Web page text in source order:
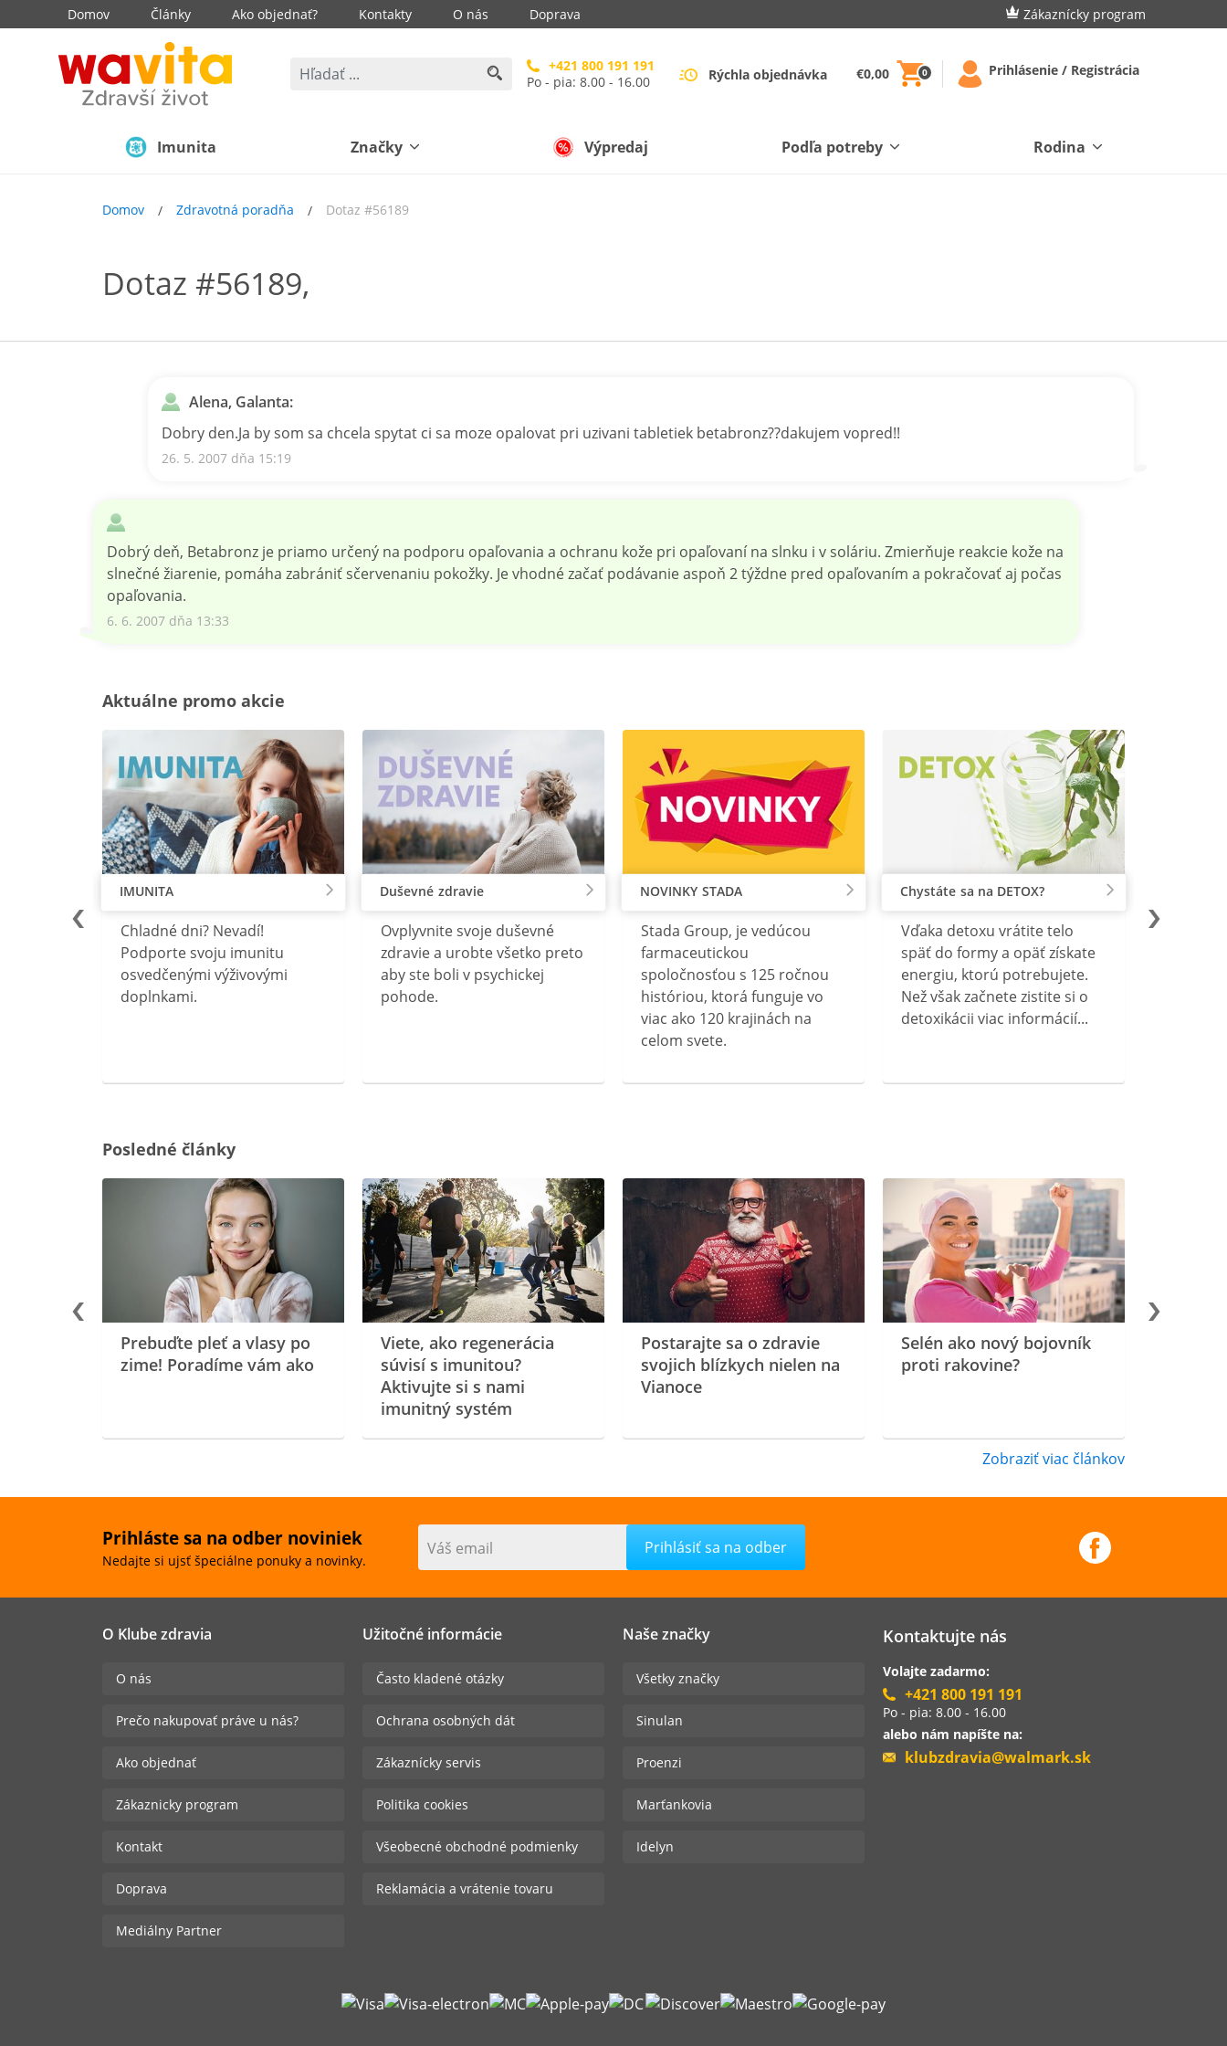
Domov Články Ako objednať? Kontakty O nás Doprava Zákaznícky program
+421 800 191 191
Po - pia: 8.00 - 16.00
Rýchla objednávka €0,00 0 Prihlásenie / Registrácia
Imunita Značky Výpredaj Podľa potreby Rodina
Domov Zdravotná poradňa Dotaz #56189
Dotaz #56189,
Alena, Galanta:
Dobry den.Ja by som sa chcela spytat ci sa moze opalovat pri uzivani tabletiek betabronz??dakujem vopred!!
26. 5. 2007 dňa 15:19
Dobrý deň, Betabronz je priamo určený na podporu opaľovania a ochranu kože pri opaľovaní na slnku i v soláriu. Zmierňuje reakcie kože na
slnečné žiarenie, pomáha zabrániť sčervenaniu pokožky. Je vhodné začať podávanie aspoň 2 týždne pred opaľovaním a pokračovať aj počas
opaľovania.
6. 6. 2007 dňa 13:33
Aktuálne promo akcie
IMUNITA
Chladné dni? Nevadí!
Podporte svoju imunitu
osvedčenými výživovými
doplnkami.
Duševné zdravie
Ovplyvnite svoje duševné
zdravie a urobte všetko preto
aby ste boli v psychickej
pohode.
NOVINKY STADA
Stada Group, je vedúcou
farmaceutickou
spoločnosťou s 125 ročnou
históriou, ktorá funguje vo
viac ako 120 krajinách na
celom svete.
Chystáte sa na DETOX?
Vďaka detoxu vrátite telo
späť do formy a opäť získate
energiu, ktorú potrebujete.
Než však začnete zistite si o
detoxikácii viac informácií...
Posledné články
Prebuďte pleť a vlasy po
zime! Poradíme vám ako
Viete, ako regenerácia
súvisí s imunitou?
Aktivujte si s nami
imunitný systém
Postarajte sa o zdravie
svojich blízkych nielen na
Vianoce
Selén ako nový bojovník
proti rakovine?
Zobraziť viac článkov
Prihláste sa na odber noviniek
Nedajte si ujsť špeciálne ponuky a novinky.
Váš email
O Klube zdravia
O nás
Prečo nakupovať práve u nás?
Ako objednať
Zákaznicky program
Kontakt
Doprava
Mediálny Partner
Užitočné informácie
Často kladené otázky
Ochrana osobných dát
Zákaznícky servis
Politika cookies
Všeobecné obchodné podmienky
Reklamácia a vrátenie tovaru
Naše značky
Všetky značky
Sinulan
Proenzi
Marťankovia
Idelyn
Kontaktujte nás
Volajte zadarmo:
+421 800 191 191
Po - pia: 8.00 - 16.00
alebo nám napíšte na:
klubzdravia@walmark.sk